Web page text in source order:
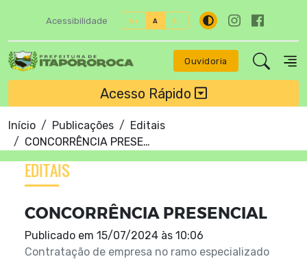
Acessibilidade A+ A A-
Ouvidoria
Acesso Rápido
Início Publicações
Editais
CONCORRÊNCIA PRESENCIAL
EDITAIS
CONCORRÊNCIA PRESENCIAL
Publicado em 15/07/2024 às 10:06
Contratação de empresa no ramo especializado